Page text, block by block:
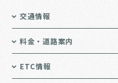
交通情報
料金・道路案内
ETC情報